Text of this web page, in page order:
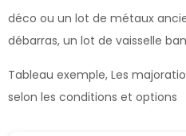
déco ou un lot de métaux
débarras, un lot de vaisselle
Tableau exemple, Les
selon les conditions et options